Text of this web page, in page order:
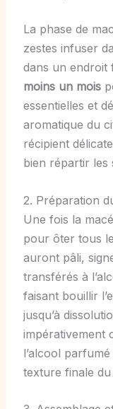
La phase de
zestes infuser
dans un endroit
moins un mois
essentielles et
aromatique du
récipient
bien répartir les
2. Préparation
Une fois la
pour ôter tous
auront pâli,
transférés à
faisant bouillir
jusqu’à
impérativement
l’alcool
texture finale